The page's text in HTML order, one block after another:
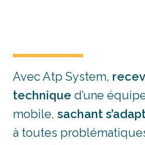
Avec Atp System,
technique d’une
mobile,sachant
à toutes